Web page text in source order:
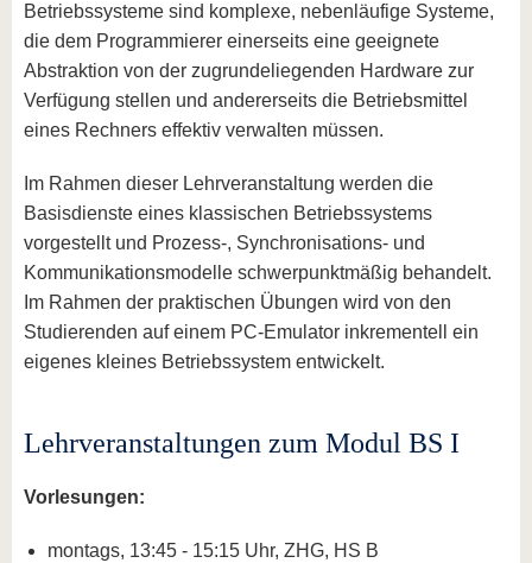
Betriebssysteme sind komplexe, nebenläufige Systeme,
die dem Programmierer einerseits eine geeignete
Abstraktion von der zugrundeliegenden Hardware zur
Verfügung stellen und andererseits die Betriebsmittel
eines Rechners effektiv verwalten müssen.
Im Rahmen dieser Lehrveranstaltung werden die
Basisdienste eines klassischen Betriebssystems
vorgestellt und Prozess-, Synchronisations- und
Kommunikationsmodelle schwerpunktmäßig behandelt.
Im Rahmen der praktischen Übungen wird von den
Studierenden auf einem PC-Emulator inkrementell ein
eigenes kleines Betriebssystem entwickelt.
Lehrveranstaltungen zum Modul BS I
Vorlesungen:
montags, 13:45 - 15:15 Uhr, ZHG, HS B